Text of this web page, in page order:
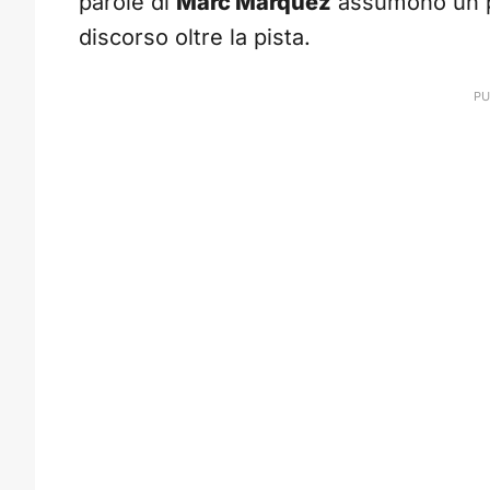
discorso oltre la pista.